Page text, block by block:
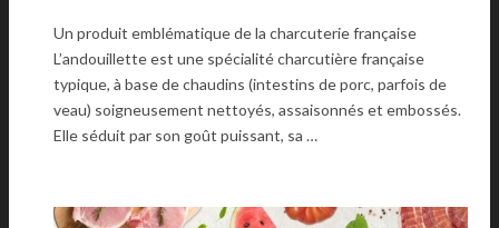
Un produit emblématique de la charcuterie française
L’andouillette est une spécialité charcutière française
typique, à base de chaudins (intestins de porc, parfois de
veau) soigneusement nettoyés, assaisonnés et embossés.
Elle séduit par son goût puissant, sa …